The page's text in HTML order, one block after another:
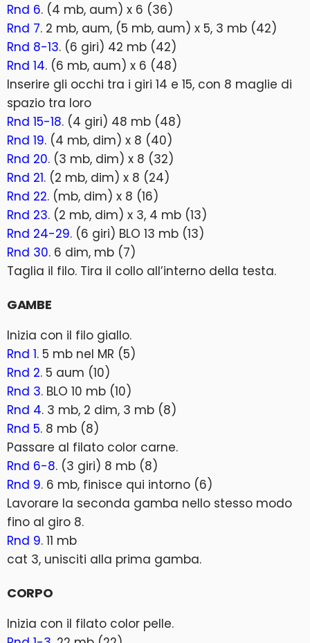
Rnd 6. (4 mb, aum) x 6 (36)
Rnd 7. 2 mb, aum, (5 mb, aum) x 5, 3 mb (42)
Rnd 8-13. (6 giri) 42 mb (42)
Rnd 14. (6 mb, aum) x 6 (48)
Inserire gli occhi tra i giri 14 e 15, con 8 maglie di
spazio tra loro
Rnd 15-18. (4 giri) 48 mb (48)
Rnd 19. (4 mb, dim) x 8 (40)
Rnd 20. (3 mb, dim) x 8 (32)
Rnd 21. (2 mb, dim) x 8 (24)
Rnd 22. (mb, dim) x 8 (16)
Rnd 23. (2 mb, dim) x 3, 4 mb (13)
Rnd 24-29. (6 giri) BLO 13 mb (13)
Rnd 30. 6 dim, mb (7)
Taglia il filo. Tira il collo all’interno della testa.
GAMBE
Inizia con il filo giallo.
Rnd 1. 5 mb nel MR (5)
Rnd 2. 5 aum (10)
Rnd 3. BLO 10 mb (10)
Rnd 4. 3 mb, 2 dim, 3 mb (8)
Rnd 5. 8 mb (8)
Passare al filato color carne.
Rnd 6-8. (3 giri) 8 mb (8)
Rnd 9. 6 mb, finisce qui intorno (6)
Lavorare la seconda gamba nello stesso modo
fino al giro 8.
Rnd 9. 11 mb
cat 3, unisciti alla prima gamba.
CORPO
Inizia con il filato color pelle.